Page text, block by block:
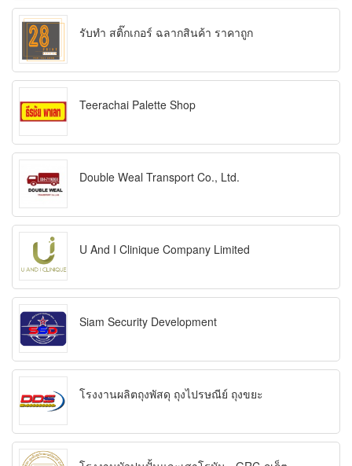
รับทำ สติ๊กเกอร์ ฉลากสินค้า ราคาถูก
Teerachai Palette Shop
Double Weal Transport Co., Ltd.
U And I Clinique Company Limited
Siam Security Development
โรงงานผลิตถุงพัสดุ ถุงไปรษณีย์ ถุงขยะ